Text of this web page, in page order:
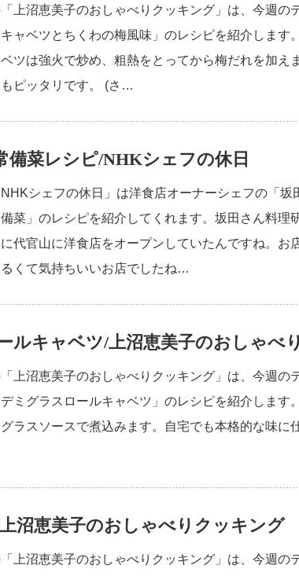
上沼恵美子のおしゃべりクッキング」は、今週の
ャベツとちくわの梅風味」のレシピを紹介します
ツは強火で炒め、粗熱をとってから梅だれを加え
ピッタリです。 (さ…
備菜レシピ/NHKシェフの休日
シェフの休日」は洋食店オーナーシェフの「坂
菜」のレシピを紹介してくれます。坂田さん料理
代官山に洋食店をオープンしていたんですね。お
くて気持ちいいお店でしたね…
ルキャベツ/上沼恵美子のおしゃべ
上沼恵美子のおしゃべりクッキング」は、今週の
ミグラスロールキャベツ」のレシピを紹介します
ラスソースで煮込みます。自宅でも本格的な味に
沼恵美子のおしゃべりクッキング
上沼恵美子のおしゃべりクッキング」は、今週の